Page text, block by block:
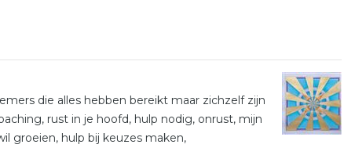
die alles hebben bereikt maar zichzelf zijn
rust in je hoofd, hulp nodig, onrust, mijn
groeien, hulp bij keuzes maken,